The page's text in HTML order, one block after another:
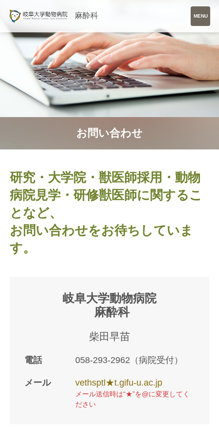
麻酔科 MENU
お問い合わせ
研究・大学院・獣医師採用・動物
病院見学・研修獣医師に関するこ
となど、
お問い合わせをお待ちしていま
す。
岐阜大学動物病院
麻酔科
柴田早苗
電話 058-293-2962 （病院受付）
メール vethsptl★t.gifu-u.ac.jp
メール送信時は“★”を@に変更してく
ださい